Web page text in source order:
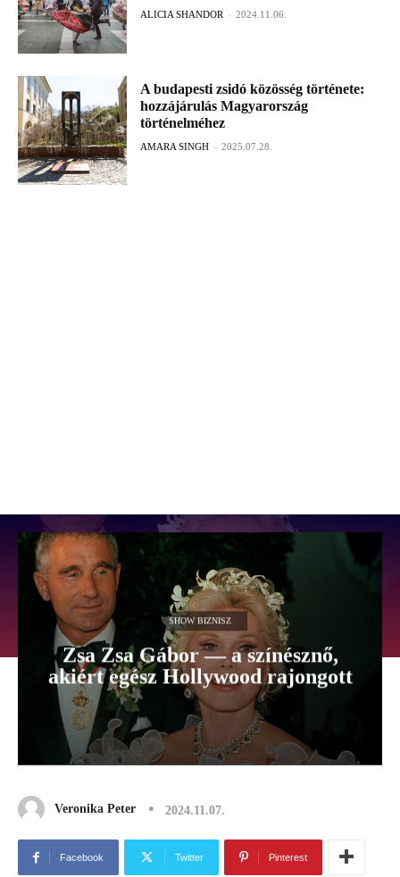
ALICIA SHANDOR - 2024.11.06.
A budapesti zsidó közösség története:
hozzájárulás Magyarország
történelméhez
AMARA SINGH - 2025.07.28.